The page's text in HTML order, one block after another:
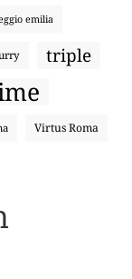
emilia
triple
Virtus Roma